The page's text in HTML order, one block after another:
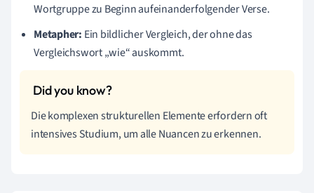
Wortgruppe zu Beginn aufeinanderfolgender Verse.
Metapher: Ein bildlicher Vergleich, der ohne das
Vergleichswort „wie“ auskommt.
Die komplexen strukturellen Elemente erfordern oft
intensives Studium, um alle Nuancen zu erkennen.